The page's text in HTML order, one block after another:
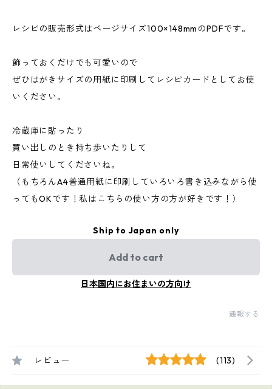
レシピの販売形式はページサイズ100×148mmのPDFです。
飾っておくだけでも可愛いので
ぜひはがきサイズの用紙に印刷してレシピカードとしてお使
いください。
冷蔵庫に貼ったり
買い出しのとき持ち歩いたりして
日常使いしてくださいね。
（もちろんA4普通用紙に印刷していろいろ書き込みながら使
ってもOKです！私はこちらの使い方の方が好きです！）
Ship to Japan only
Add to cart
日本国内にお住まいの方向け
通報する
レビュー (113)